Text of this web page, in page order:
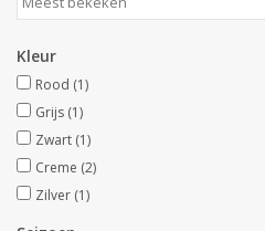
Kunstplanten
Blad - en Bessentakken
Kunstfruit
Home deco
Kleur
Rood (1)
Grijs (1)
Zwart (1)
Creme (2)
Zilver (1)